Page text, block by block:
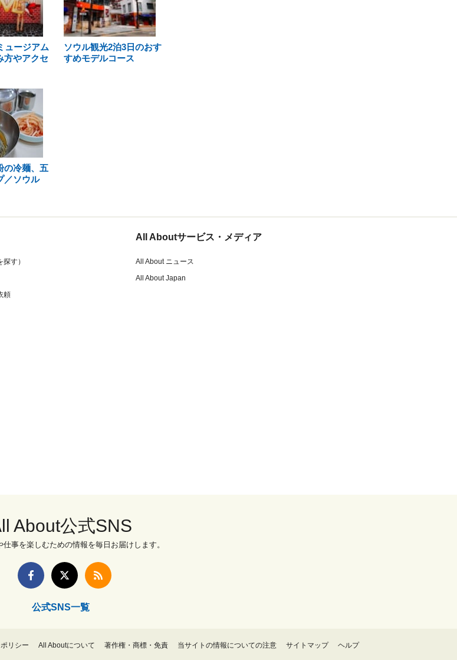
ュージアム
方やアクセ
ソウル観光2泊3日のおす
すめモデルコース
の冷麺、五
／ソウル
す）
頼
All Aboutサービス・メディア
All About ニュース
All About Japan
About公式SNS
仕事を楽しむための情報を毎日お届けします。
公式SNS一覧
リシー All Aboutについて 著作権・商標・免責 当サイトの情報についての注意 サイトマップ ヘルプ